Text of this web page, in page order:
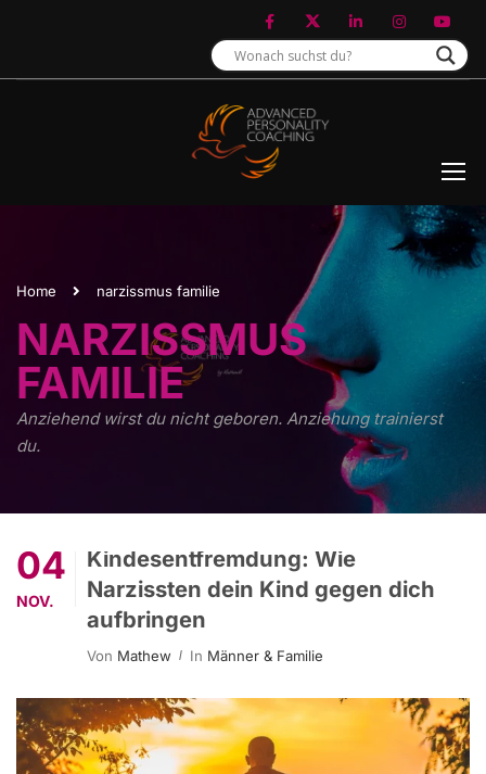
Home narzissmus familie
NARZISSMUS
FAMILIE
Anziehend wirst du nicht geboren. Anziehung trainierst
du.
04
NOV.
Kindesentfremdung: Wie
Narzissten dein Kind gegen dich
aufbringen
Von Mathew In Männer & Familie